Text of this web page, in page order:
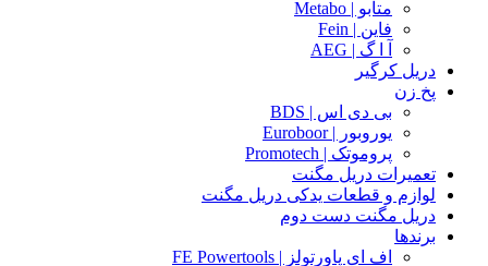
متابو | Metabo
فاین | Fein
آ ا گ | AEG
دریل کرگیر
پخ زن
بی دی اس | BDS
یوروبور | Euroboor
پروموتک | Promotech
تعمیرات دریل مگنت
لوازم و قطعات یدکی دریل مگنت
دریل مگنت دست دوم
برندها
اف ای پاورتولز | FE Powertools